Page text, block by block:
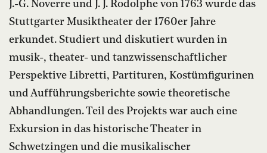
J.-G. Noverre und J. J. Rodolphe von 1763 wurde das
Stuttgarter Musiktheater der 1760er Jahre
erkundet. Studiert und diskutiert wurden in
musik-, theater- und tanzwissenschaftlicher
Perspektive Libretti, Partituren, Kostümfigurinen
und Aufführungsberichte sowie theoretische
Abhandlungen. Teil des Projekts war auch eine
Exkursion in das historische Theater in
Schwetzingen und die musikalischer